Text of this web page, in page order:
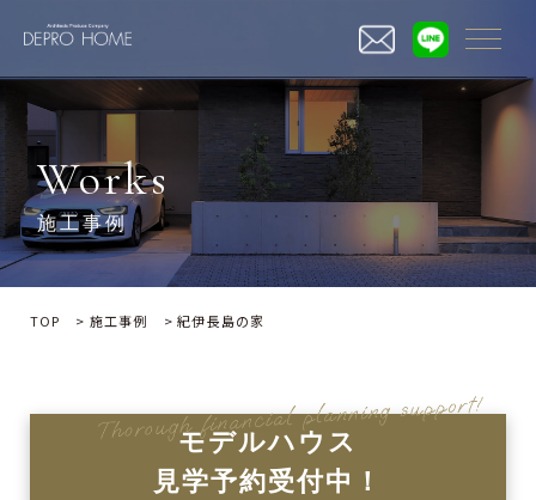
三重の注文住宅・デザイン住宅ならデプロホーム
Works
施工事例
TOP > 施工事例 >紀伊長島の家
モデルハウス
見学予約受付中！